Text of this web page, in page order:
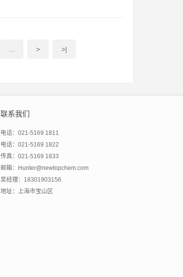
> >|
联系我们
电话：021-5169 1811
电话：021-5169 1822
传真：021-5169 1833
邮箱：Hunter@newtopchem.com
吴经理：18301903156
地址：上海市宝山区